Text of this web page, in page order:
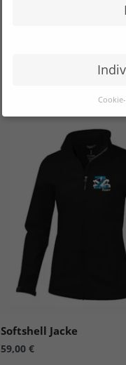
Softshell Jacke
59,00 €
Wenn Sie unter 16
Diensten geben
Erlaubnis bitten.
Wir verwenden
Einige von ihnen sind
und Ihre Erfahrung zu
verarbeitet werden (z.
Inhalte oder Anzeigen-
Verwendung Ihrer
Hier finden Sie eine
Ihre Zustimmung zu
Informationen